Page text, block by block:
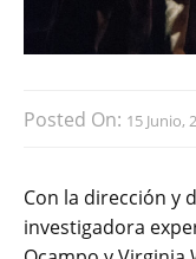
Posted On: 15 Junio,
Con la dirección y
investigadora